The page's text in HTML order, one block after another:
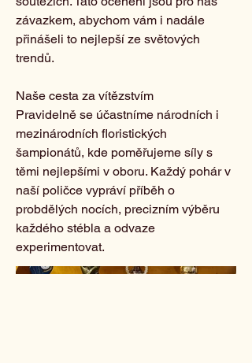
závazkem, abychom vám i nadále
přinášeli to nejlepší ze světových
trendů.
Naše cesta za vítězstvím
Pravidelně se účastníme národních i
mezinárodních floristických
šampionátů, kde poměřujeme síly s
těmi nejlepšími v oboru. Každý pohár v
naší poličce vypráví příběh o
probdělých nocích, precizním výběru
každého stébla a odvaze
experimentovat.